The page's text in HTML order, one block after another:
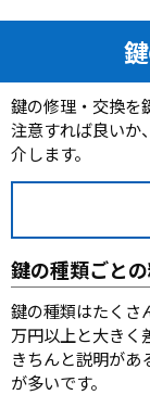
鍵の修理・交換を
注意すれば良いか
介します。
鍵の種類ごと
鍵の種類はたくさ
万円以上と大きく
きちんと説明があ
が多いです。